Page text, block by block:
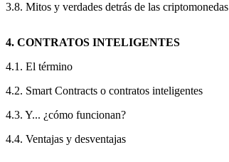
3.8. Mitos y verdades detrás de las criptomonedas
4. CONTRATOS INTELIGENTES
4.1. El término
4.2. Smart Contracts o contratos inteligentes
4.3. Y... ¿cómo funcionan?
4.4. Ventajas y desventajas